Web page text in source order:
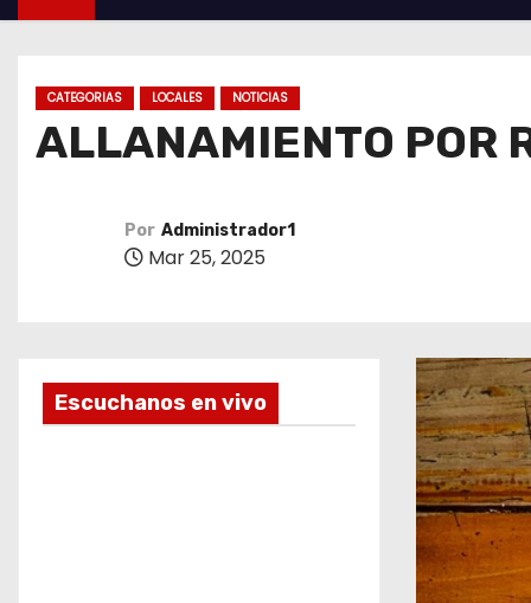
i
CATEGORIAS LOCALES NOTICIAS
ALLANAMIENTO POR
Por Administrador1
Mar 25, 2025
Escuchanos en vivo